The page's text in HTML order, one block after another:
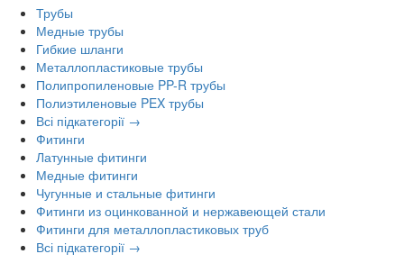
Трубы
Медные трубы
Гибкие шланги
Металлопластиковые трубы
Полипропиленовые PP-R трубы
Полиэтиленовые PEX трубы
Всі підкатегорії →
Фитинги
Латунные фитинги
Медные фитинги
Чугунные и стальные фитинги
Фитинги из оцинкованной и нержавеющей стали
Фитинги для металлопластиковых труб
Всі підкатегорії →